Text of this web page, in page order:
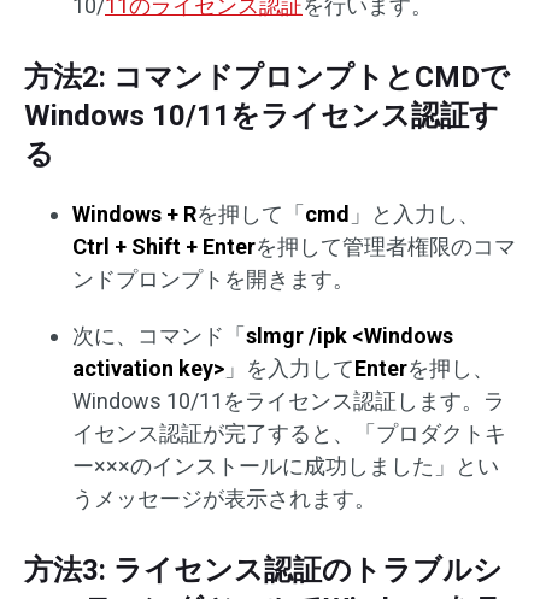
10/11のライセンス認証を行います。
方法2: コマンドプロンプトとCMDで
Windows 10/11をライセンス認証す
る
Windows + Rを押して「cmd 」と入力し、
Ctrl + Shift + Enterを押して管理者権限のコマ
ンドプロンプトを開きます。
次に、コマンド「slmgr /ipk <Windows
activation key> 」を入力してEnterを押し、
Windows 10/11をライセンス認証します。ラ
イセンス認証が完了すると、「プロダクトキ
ー×××のインストールに成功しました」とい
うメッセージが表示されます。
方法3: ライセンス認証のトラブルシ